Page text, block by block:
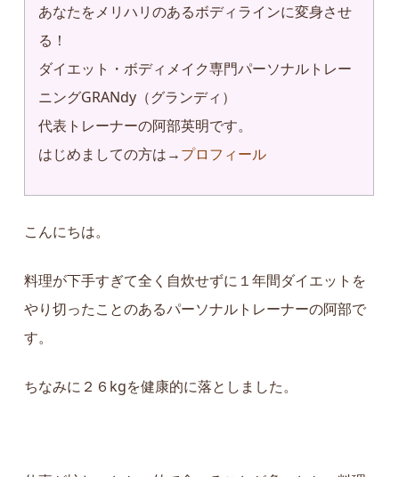
あなたをメリハリのあるボディラインに変身させ
る！
ダイエット・ボディメイク専門パーソナルトレー
ニングGRANdy（グランディ）
代表トレーナーの阿部英明です。
はじめましての方は→プロフィール
こんにちは。
料理が下手すぎて全く自炊せずに１年間ダイエットを
やり切ったことのあるパーソナルトレーナーの阿部で
す。
ちなみに２６kgを健康的に落としました。